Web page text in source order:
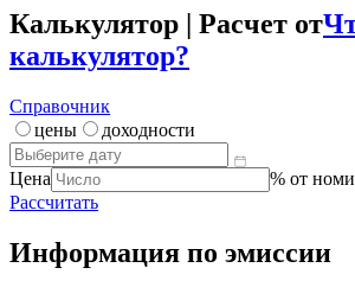
***
Доходность / дюрация
***
Калькулятор | Расчет от
калькулятор?
Справочник
цены
Цена
% от